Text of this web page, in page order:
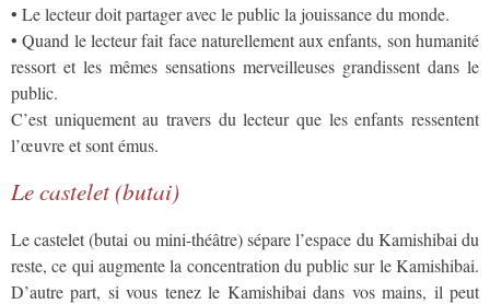
• Le lecteur doit partager avec le public la jouissance du monde.
• Quand le lecteur fait face naturellement aux enfants, son humanité
ressort et les mêmes sensations merveilleuses grandissent dans le
public.
C’est uniquement au travers du lecteur que les enfants ressentent
l’œuvre et sont émus.
Le castelet (butai)
Le castelet (butai ou mini-théâtre) sépare l’espace du Kamishibai du
reste, ce qui augmente la concentration du public sur le Kamishibai.
D’autre part, si vous tenez le Kamishibai dans vos mains, il peut